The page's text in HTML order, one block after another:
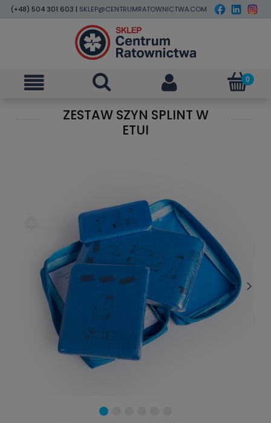
(+48) 504 301 603 | SKLEP@CENTRUMRATOWNICTWA.COM
ZESTAW SZYN SPLINT W
ETUI